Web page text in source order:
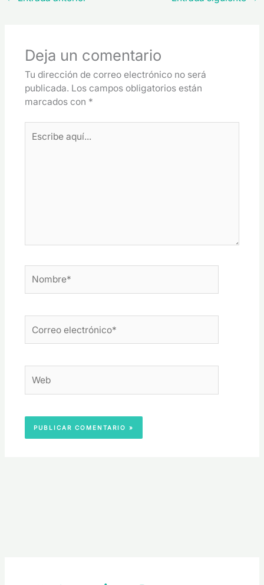
Deja un comentario
Tu dirección de correo electrónico no será
publicada. Los campos obligatorios están
marcados con *
aquí...
electrónico*